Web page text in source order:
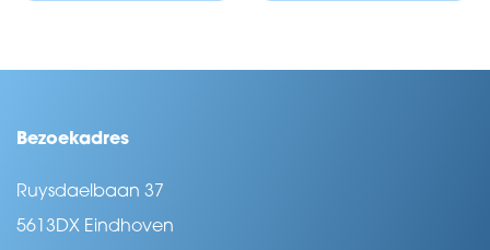
Bezoekadres
Ruysdaelbaan 37
5613DX Eindhoven